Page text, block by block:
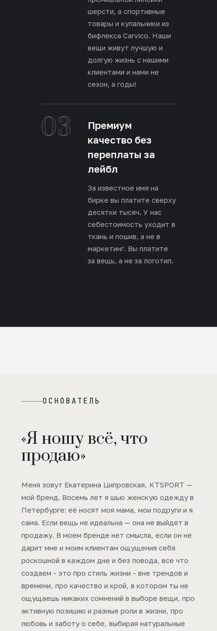
шерсти, а спортивные
товары и купальники из
бифлекса Carvico. Наши
вещи живут лучшую и
долгую жизнь с нашими
клиентами и нами не
сезон, а годы!
03
Премиум
качество без
переплаты за
лейбл
За известное имя на
бирке вы платите сверху
десятки тысяч. У нас
себестоимость уходит в
ткань и пошив, а не в
маркетинг. Вы платите
за вещь, а не за логотип.
ОСНОВАТЕЛЬ
«Я ношу всё, что
продаю»
Меня зовут Екатерина Ципровская, KTSPORT —
мой бренд. Восемь лет я шью женскую одежду в
Петербурге: её носят моя мама, мои подруги и я
сама. Если вещь не идеальна — она не выйдет в
продажу. В моем бренде нет смысла, если он не
дарит мне и моим клиентам ощущения себя
роскошной в каждом дне и без повода, все что
создаем - это про стиль жизни - вне трендов и
времени, про качество и крой, в котором ты не
ощущаешь никаких сомнений в выборе вещи, про
активную позицию и разные роли в жизни, про
любовь и заботу о себе, выбирая натуральные